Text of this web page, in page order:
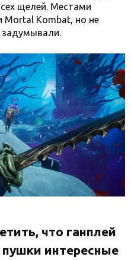
щелей. Местами
Mortal Kombat, но не
задумывали.
что ганплей
интересные